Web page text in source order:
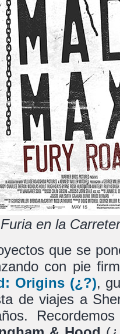
en la
que se
con pie
Origins(¿?),
de viajes a